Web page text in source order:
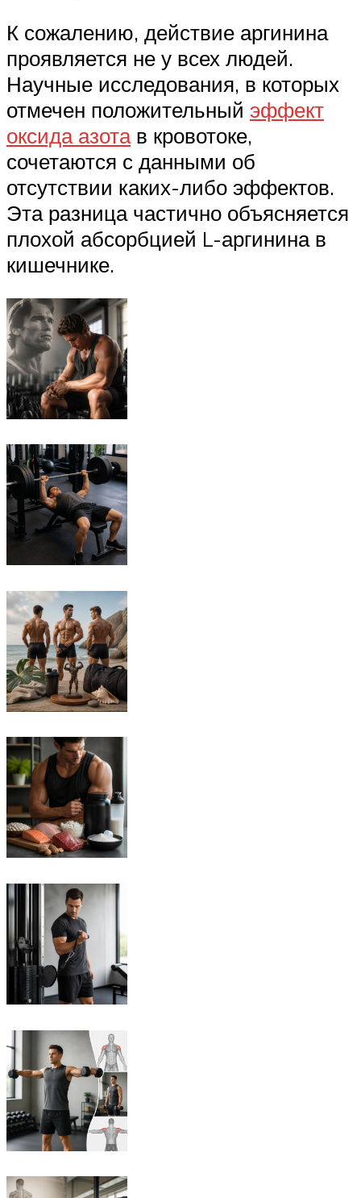
К сожалению, действие аргинина
проявляется не у всех людей.
Научные исследования, в которых
отмечен положительный эффект
оксида азотав кровотоке,
сочетаются с данными об
отсутствии каких-либо эффектов.
Эта разница частично объясняется
плохой абсорбцией L-аргинина в
кишечнике.